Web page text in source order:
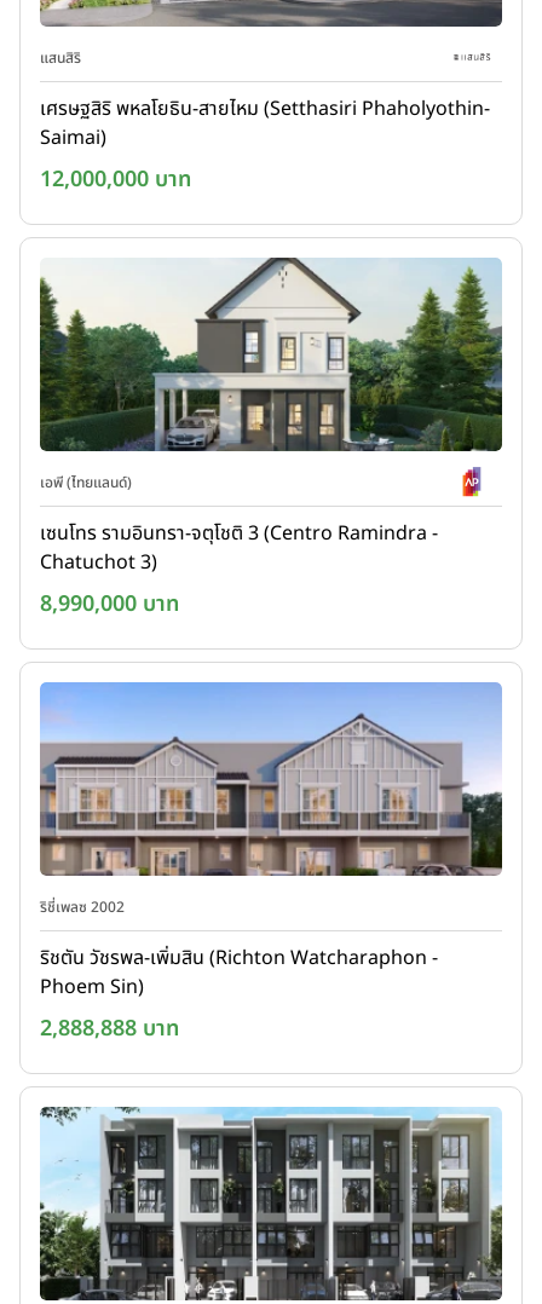
แสนสิริ
เศรษฐสิริ พหลโยธิน-สายไหม (Setthasiri Phaholyothin-
Saimai)
12,000,000 บาท
เอพี (ไทยแลนด์)
เซนโทร รามอินทรา-จตุโชติ 3 (Centro Ramindra -
Chatuchot 3)
8,990,000 บาท
ริชี่เพลซ 2002
ริชตัน วัชรพล-เพิ่มสิน (Richton Watcharaphon -
Phoem Sin)
2,888,888 บาท